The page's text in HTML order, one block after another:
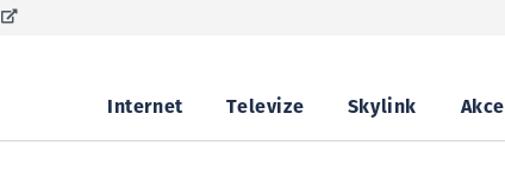
Internet Televize Skylink Akce